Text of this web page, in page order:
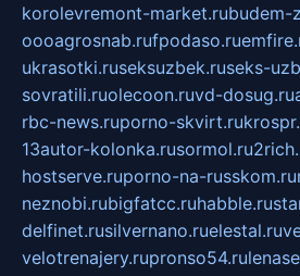
korolevremont-market.rubudem-
oooagrosnab.rufpodaso.ru
ukrasotki.ruseksuzbek.ruseks-
sovratili.ruolecoon.ruvd-dosug.ru
rbc-news.ruporno-skvirt.ru
13autor-kolonka.rusormol.ru
hostserve.ruporno-na-russkom.ru
neznobi.rubigfatcc.ruhabble.ru
delfinet.rusilvernano.ruelestal.ru
velotrenajery.rupronso54.ru